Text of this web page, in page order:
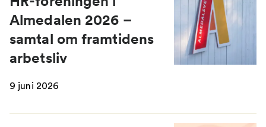
Almedalen 2026 –
samtal om framtidens
arbetsliv
9 juni 2026